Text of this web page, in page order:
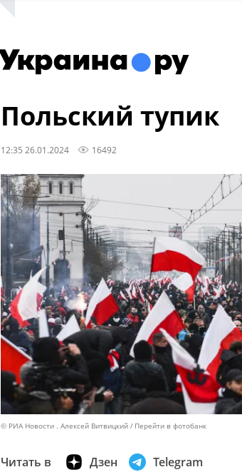
Польский тупик
12:35 26.01.2024 16492
© РИА Новости . Алексей Витвицкий Перейти в фотобанк
Читать в Дзен Telegram